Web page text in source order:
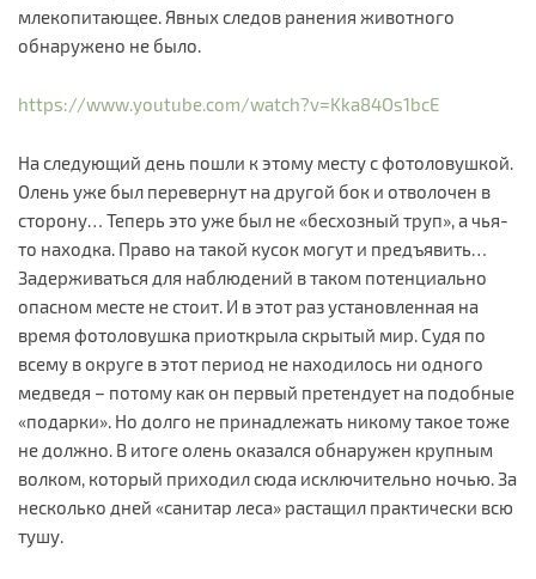
млекопитающее. Явных следов ранения животного
обнаружено не было.
https://www.youtube.com/watch?v=Kka84Os1bcE
На следующий день пошли к этому месту с фотоловушкой.
Олень уже был перевернут на другой бок и отволочен в
сторону… Теперь это уже был не «бесхозный труп», а чья-
то находка. Право на такой кусок могут и предъявить…
Задерживаться для наблюдений в таком потенциально
опасном месте не стоит. И в этот раз установленная на
время фотоловушка приоткрыла скрытый мир. Судя по
всему в округе в этот период не находилось ни одного
медведя – потому как он первый претендует на подобные
«подарки». Но долго не принадлежать никому такое тоже
не должно. В итоге олень оказался обнаружен крупным
волком, который приходил сюда исключительно ночью. За
несколько дней «санитар леса» растащил практически всю
тушу.